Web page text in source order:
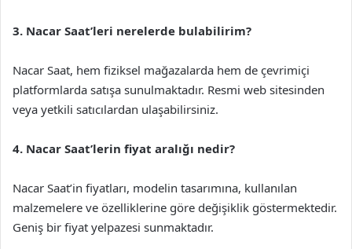
3. Nacar Saat’leri nerelerde bulabilirim?
Nacar Saat, hem fiziksel mağazalarda hem de çevrimiçi
platformlarda satışa sunulmaktadır. Resmi web sitesinden
veya yetkili satıcılardan ulaşabilirsiniz.
4. Nacar Saat’lerin fiyat aralığı nedir?
Nacar Saat’in fiyatları, modelin tasarımına, kullanılan
malzemelere ve özelliklerine göre değişiklik göstermektedir.
Geniş bir fiyat yelpazesi sunmaktadır.